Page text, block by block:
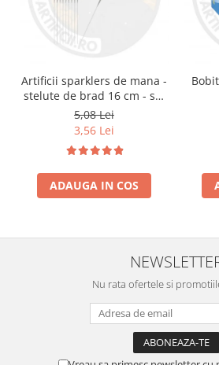
Artificii sparklers de mana -
stelute de brad 16 cm - set
10 buc
5,08 Lei
3,56 Lei
ADAUGA IN COS
Nu rata ofertele si